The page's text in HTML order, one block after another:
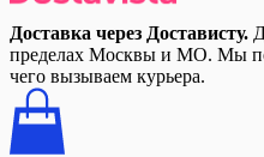
Доставка через Достависту.
пределах Москвы и МО. Мы
чего вызываем курьера.